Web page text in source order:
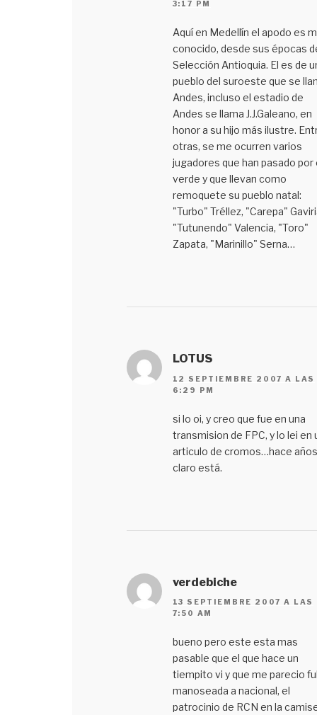
3:17 PM
Aquí en Medellín el apodo es
conocido, desde sus épocas
Selección Antioquia. El es de
pueblo del suroeste que se
Andes, incluso el estadio de
Andes se llama J.J.Galeano, en
honor a su hijo más ilustre.
otras, se me ocurren varios
jugadores que han pasado por
verde y que llevan como
remoquete su pueblo natal:
"Turbo" Tréllez, "Carepa"
"Tutunendo" Valencia, "Toro"
Zapata, "Marinillo" Serna…
LOTUS
12 SEPTIEMBRE 2007 A LAS
6:29 PM
si lo oi, y creo que fue en una
transmision de FPC, y lo lei en
articulo de cromos…hace años
claro está.
verdebiche
13 SEPTIEMBRE 2007 A LAS
7:50 AM
bueno pero este esta mas
pasable que el que hace un
tiempito vi y que me parecio
manoseada a nacional, el
patrocinio de RCN en la